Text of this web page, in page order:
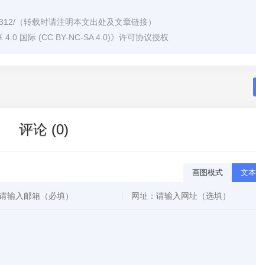
（转载时请注明本文出处及文章链接）
4.0 国际 (CC BY-NC-SA 4.0)》许可协议授权
评论 (0)
画图模式 文